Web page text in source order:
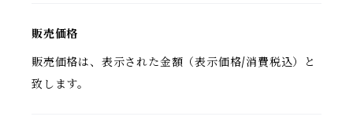
販売価格
販売価格は、表示された金額（表示価格/消費税込）と
致します。